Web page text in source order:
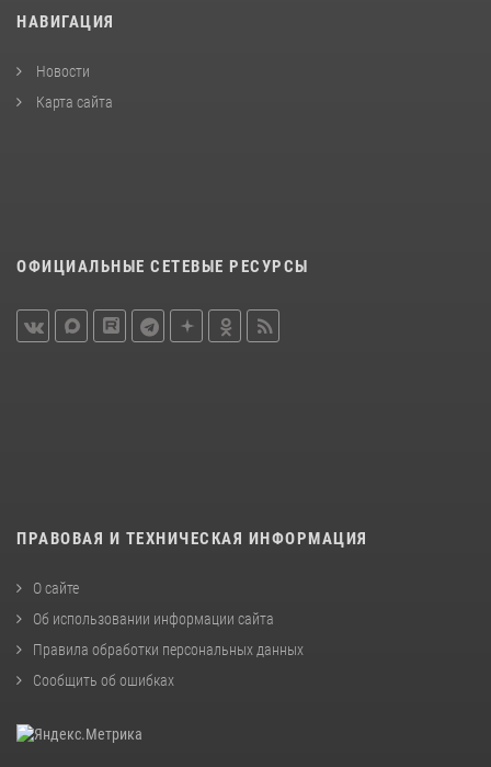
НАВИГАЦИЯ
Новости
Карта сайта
ОФИЦИАЛЬНЫЕ СЕТЕВЫЕ РЕСУРСЫ
ПРАВОВАЯ И ТЕХНИЧЕСКАЯ ИНФОРМАЦИЯ
О сайте
Об использовании информации сайта
Правила обработки персональных данных
Сообщить об ошибках